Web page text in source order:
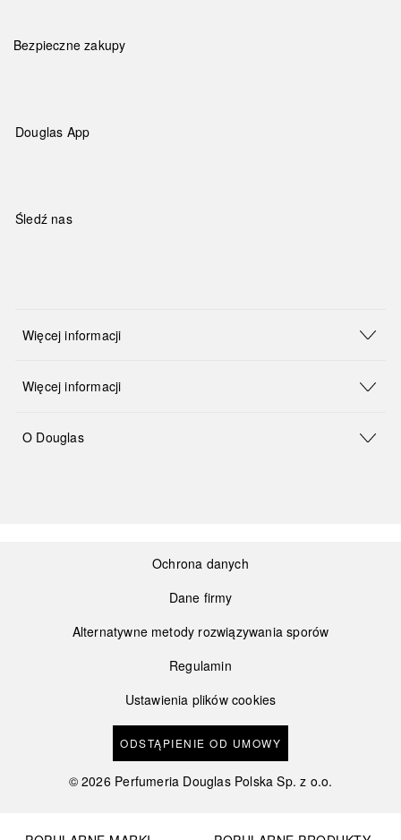
Bezpieczne zakupy
Douglas App
Śledź nas
Więcej informacji
Więcej informacji
O Douglas
Ochrona danych
Dane firmy
Alternatywne metody rozwiązywania sporów
Regulamin
Ustawienia plików cookies
ODSTĄPIENIE OD UMOWY
©2026 Perfumeria Douglas Polska Sp. z o.o.